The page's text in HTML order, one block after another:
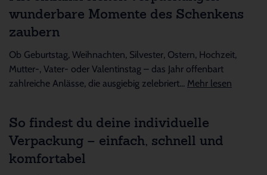
wunderbare Momente des Schenkens
zaubern
Ob Geburtstag, Weihnachten, Silvester, Ostern, Hochzeit,
Mutter-, Vater- oder Valentinstag – das Jahr offenbart
zahlreiche Anlässe, die ausgiebig zelebriert... Mehr lesen
So findest du deine individuelle
Verpackung – einfach, schnell und
komfortabel